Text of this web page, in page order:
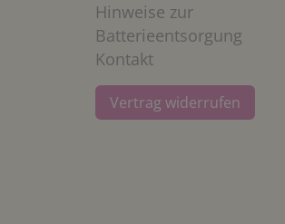
Hinweise zur
Batterieentsorgung
Kontakt
Vertrag widerrufen